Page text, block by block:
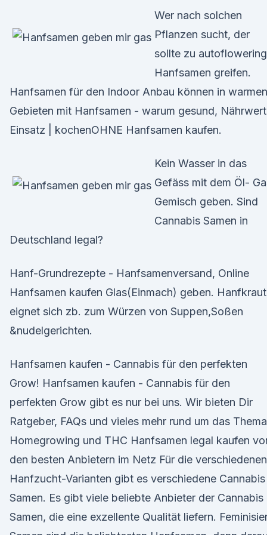
Wer nach solchen
Pflanzen sucht, der
sollte zu autoflowering
Hanfsamen greifen.
Hanfsamen für den Indoor Anbau können in warmen
Gebieten mit Hanfsamen - warum gesund,
Einsatz | kochenOHNE Hanfsamen kaufen.
Kein Wasser in das
Gefäss mit dem Öl-
Gemisch geben. Sind
Cannabis Samen in
Deutschland legal?
Hanf-Grundrezepte - Hanfsamenversand, Online
Hanfsamen kaufen Glas(Einmach) geben. Hanfkraut
eignet sich zb. zum Würzen von Suppen,Soßen
&nudelgerichten.
Hanfsamen kaufen - Cannabis für den perfekten
Grow! Hanfsamen kaufen - Cannabis für den
perfekten Grow gibt es nur bei uns. Wir bieten Dir
Ratgeber, FAQs und vieles mehr rund um das Thema
Homegrowing und THC Hanfsamen legal kaufen
den besten Anbietern im Netz Für die verschiedenen
Hanfzucht-Varianten gibt es verschiedene Cannabis
Samen. Es gibt viele beliebte Anbieter der Cannabis
Samen, die eine exzellente Qualität liefern.